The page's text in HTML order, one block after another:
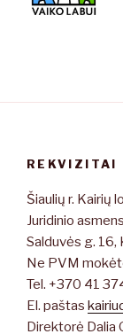
REKVIZITAI
Šiaulių r. Kairių
Juridinio
Salduvės g. 16,
Ne PVM
Tel. +370 41
El. paštas
Direktorė